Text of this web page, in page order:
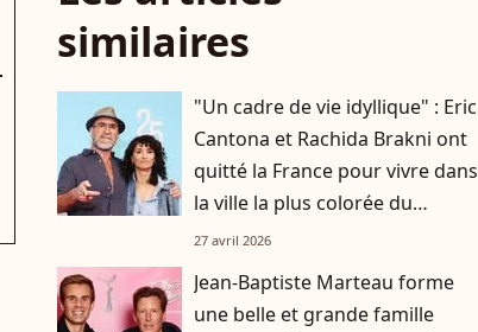
similaires
"Un cadre de vie idyllique" : Eric
Cantona et Rachida Brakni ont
quitté la France pour vivre dans
la ville la plus colorée du
monde
27 avril 2026
Jean-Baptiste Marteau forme
une belle et grande famille